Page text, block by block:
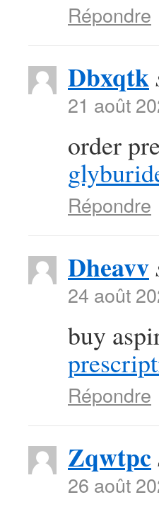
Répondre
Dbxqtk
21 août
order
Répondre
Dheavv
24 août
buy
Répondre
Zqwtpc
26 août